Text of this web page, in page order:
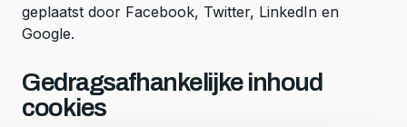
geplaatst door Facebook, Twitter, LinkedIn en
Google.
Gedragsafhankelijke inhoud
cookies